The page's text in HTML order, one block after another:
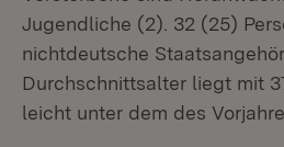
Jugendliche (2). 32 (25)
nichtdeutsche
Durchschnittsalter liegt mit
leicht unter dem des